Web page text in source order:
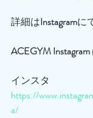
詳細はInstagramに
ACEGYMInstagram
インスタ
https://
a/